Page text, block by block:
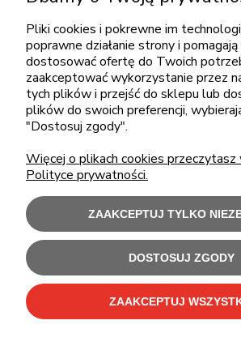
sklep@cebit.pl
ZAKUPY
MOJE KONTO
Użytkowanie sklepu oznacza zgodę na
Szczegółowe informacje wPolityce
C-Bit Bis OnLine - tanie laptopy poleasingowe i
Pliki cookies i pokrewne im
poprawne działanie strony i pomagają
dostosować ofertę do Twoich
zaakceptować wykorzystanie przez
tych plików i przejść do sklepu lub
plików do swoich preferencji,
"Dostosuj zgody".
Więcej o plikach cookies przeczytasz
Polityce prywatności.
ZAAKCEPTUJ TYLKO
DOSTOSUJ ZGODY
ZAAKCEPTUJ